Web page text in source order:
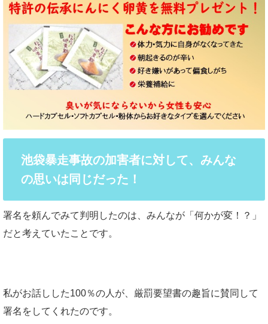
池袋暴走事故の加害者に対して、みんな
の思いは同じだった！
署名を頼んでみて判明したのは、みんなが「何かが変！？」
だと考えていたことです。
私がお話しした100％の人が、厳罰要望書の趣旨に賛同して
署名をしてくれたのです。